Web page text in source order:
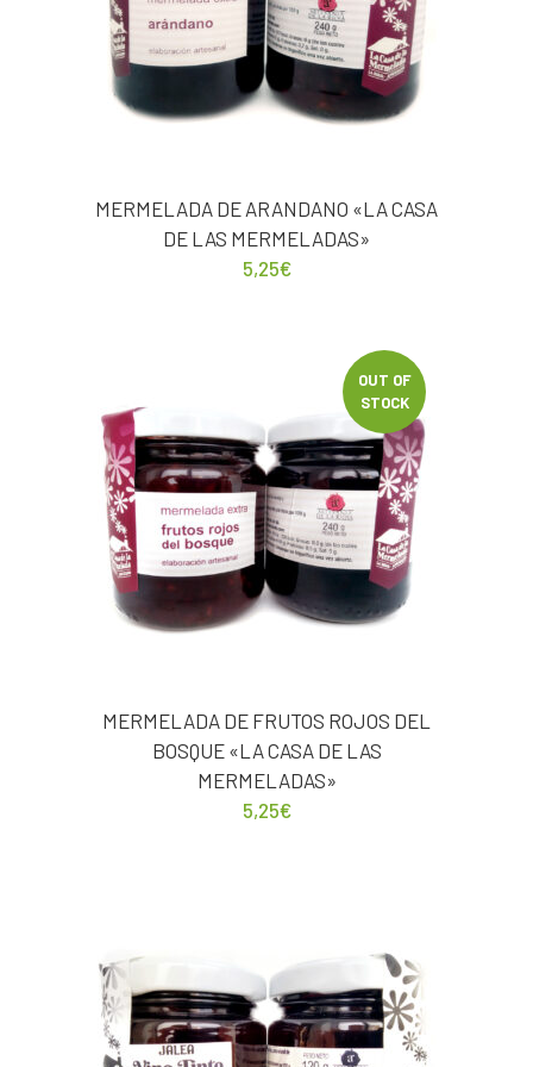
MERMELADA DE ARANDANO «LA CASA
DE LAS MERMELADAS»
5,25€
OUT OF
STOCK
MERMELADA DE FRUTOS ROJOS DEL
BOSQUE «LA CASA DE LAS
MERMELADAS»
5,25€